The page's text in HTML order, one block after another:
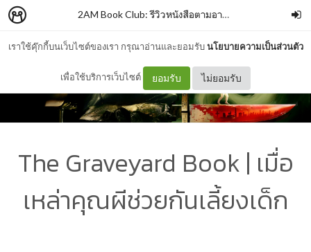
เราใช้คุ๊กกี้บนเว็บไซต์ของเรา กรุณาอ่านและยอมรับนโยบายความเป็นส่วนตัว
เพื่อใช้บริการเว็บไซต์ ยอมรับ ไม่ยอมรับ
2AM Book Club: รีวิวหนังสือตามอารมณ์
The Graveyard Book | เมื่อ
เหล่าคุณผีช่วยกันเลี้ยงเด็ก